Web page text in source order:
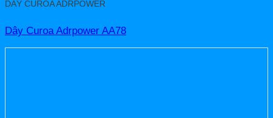
DÂY CUROA ADRPOWER
Dây Curoa Adrpower AA78